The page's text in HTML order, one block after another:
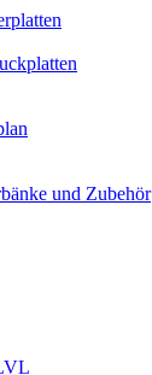
und Zubehör